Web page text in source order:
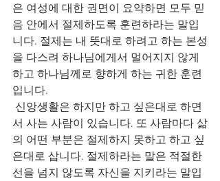
은 여성에 대한 권면이 요약하면 모두 믿
음 안에서 절제하도록 훈련하라는 말입
니다. 절제는 내 뜻대로 하려고 하는 본성
을 다스려 하나님에게서 멀어지지 않게
하고 하나님께로 향하게 하는 귀한 훈련
입니다.
신앙생활은 하지만 하고 싶은대로 하면
서 사는 사람이 있습니다. 또 사람마다 삶
의 어떤 부분은 절제하지 못하고 하고 싶
은대로 삽니다. 절제하라는 말은 적절한
선을 넘지 않도록 자신을 지키라는 말입